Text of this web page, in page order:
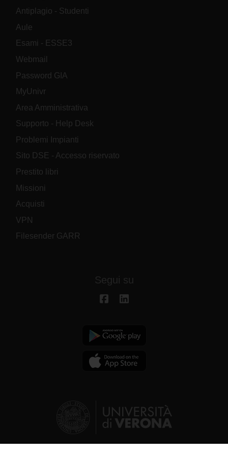
Antiplagio - Studenti
Aule
Esami - ESSE3
Webmail
Password GIA
MyUnivr
Area Amministrativa
Supporto - Help Desk
Problemi Impianti
Sito DSE - Accesso riservato
Prestito libri
Missioni
Acquisti
VPN
Filesender GARR
Segui su